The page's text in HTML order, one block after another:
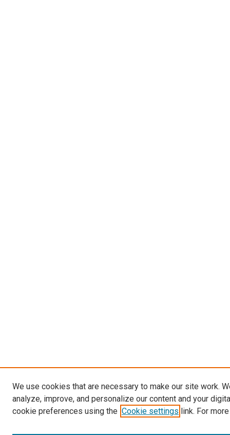
We use cookies that are necessary to make our site work.
analyze, improve, and personalize our content and your
cookie preferences using the Cookie settings link. For